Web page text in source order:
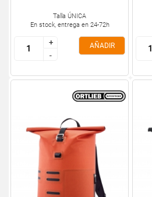
Talla ÚNICA
En stock, entrega en 24-72h
+
-
+
-
AÑADIR